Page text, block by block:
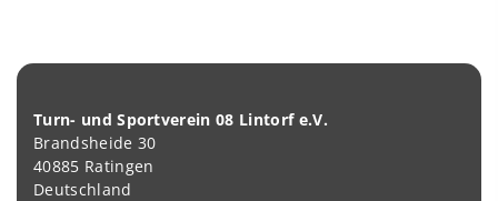
Turn- und Sportverein 08 Lintorf e.V.
Brandsheide 30
40885 Ratingen
Deutschland